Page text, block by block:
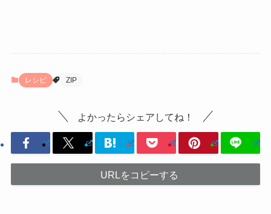
レシピ ZIP
よかったらシェアしてね！
URLをコピーする